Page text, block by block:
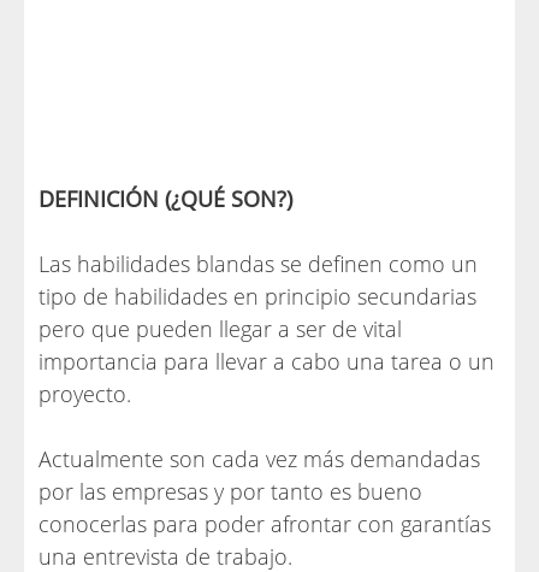
DEFINICIÓN (¿QUÉ SON?)
Las habilidades blandas se definen como un
tipo de habilidades en principio secundarias
pero que pueden llegar a ser de vital
importancia para llevar a cabo una tarea o un
proyecto.
Actualmente son cada vez más demandadas
por las empresas y por tanto es bueno
conocerlas para poder afrontar con garantías
una entrevista de trabajo.